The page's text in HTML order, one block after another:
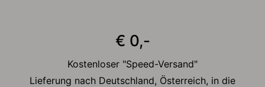
€ 0,-
Kostenloser "Speed-Versand"
Lieferung nach Deutschland, Österreich, in die